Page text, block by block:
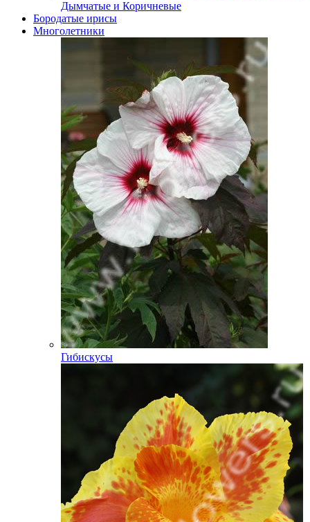
Дымчатые и Коричневые
Бородатые ирисы
Многолетники
Гибискусы